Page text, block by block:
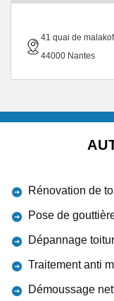
41 quai de
44000 Nantes
Rénovation de
Pose de
Dépannage
Traitement anti
Démoussage